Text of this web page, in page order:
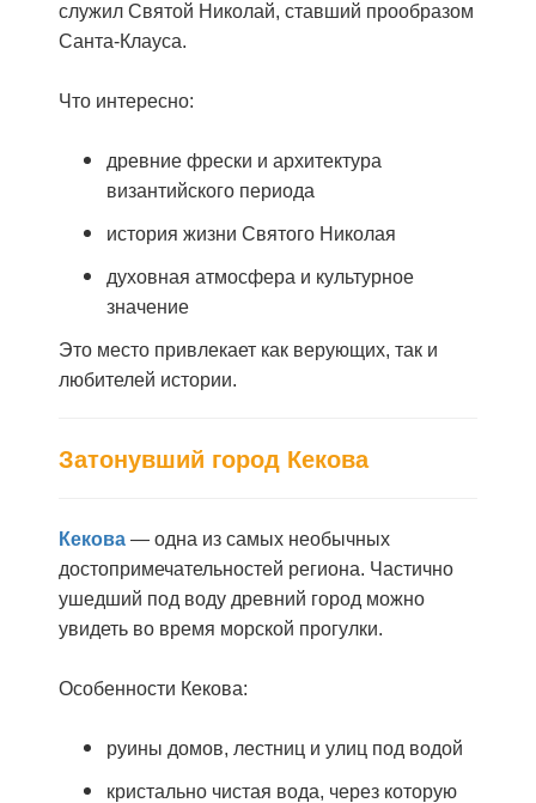
служил Святой Николай, ставший прообразом
Санта-Клауса.
Что интересно:
древние фрески и архитектура
византийского периода
история жизни Святого Николая
духовная атмосфера и культурное
значение
Это место привлекает как верующих, так и
любителей истории.
Затонувший город Кекова
Кекова — одна из самых необычных
достопримечательностей региона. Частично
ушедший под воду древний город можно
увидеть во время морской прогулки.
Особенности Кекова:
руины домов, лестниц и улиц под водой
кристально чистая вода, через которую